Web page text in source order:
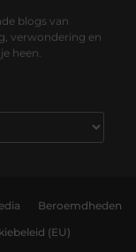
blogs van
verwondering en
heen.
Beroemdheden
(EU)